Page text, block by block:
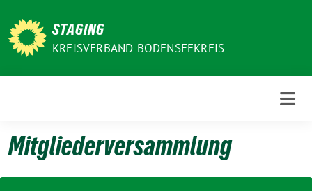
zum
Inhalt
STAGING
KREISVERBAND BODENSEEKREIS
Mitgliederversammlung